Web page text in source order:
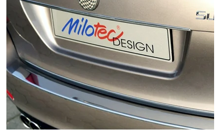
p
r
o
d
u
k
t
ů
i
s
p
o
d
u
k
ů